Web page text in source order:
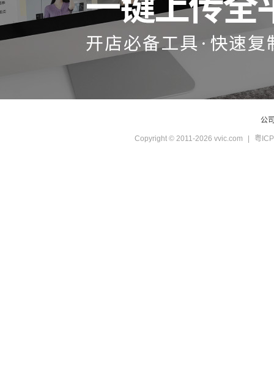
公
Copyright © 2011-2026 vvic.com 粤